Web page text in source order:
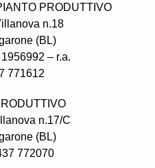
PRODUTTIVO
n.18
(BL)
– r.a.
771612
n.17/C
(BL)
772070